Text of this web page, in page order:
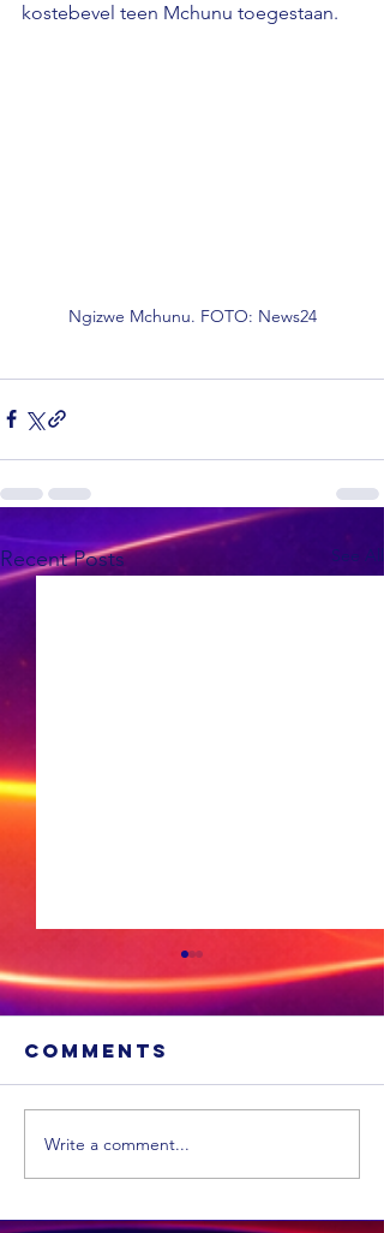
kostebevel teen Mchunu toegestaan.
Ngizwe Mchunu. FOTO: News24
Recent Posts See All
'n VS skool is
glo beroof
Comments
Write a comment...